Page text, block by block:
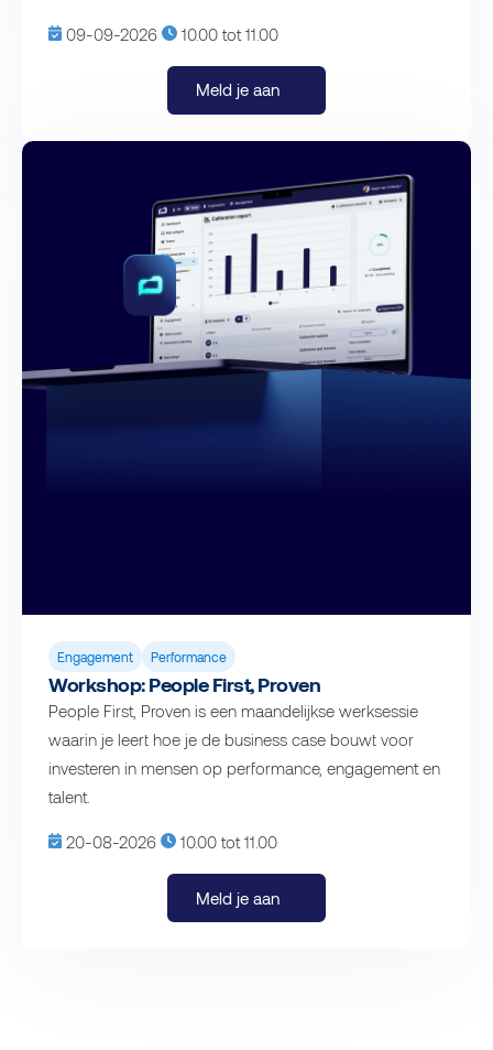
09-09-2026 10.00 tot 11.00
Meld je aan
Engagement Performance
Workshop: People First, Proven
People First, Proven is een maandelijkse werksessie
waarin je leert hoe je de business case bouwt voor
investeren in mensen op performance, engagement en
talent.
20-08-2026 10.00 tot 11.00
Meld je aan